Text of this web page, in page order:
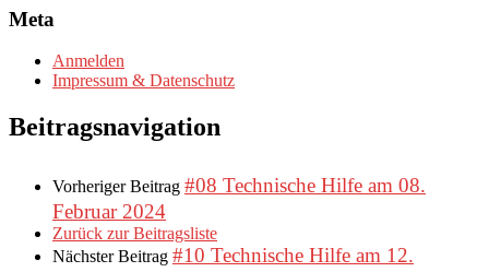
Meta
Anmelden
Impressum & Datenschutz
Beitragsnavigation
Vorheriger Beitrag #08 Technische Hilfe am 08.
Februar 2024
Zurück zur Beitragsliste
Nächster Beitrag #10 Technische Hilfe am 12.